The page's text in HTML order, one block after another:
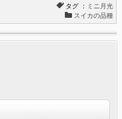
タグ ：
ミニ月光
スイカの品種